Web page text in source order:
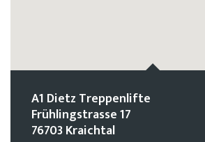
A1 Dietz Treppenlifte
Frühlingstrasse 17
76703 Kraichtal